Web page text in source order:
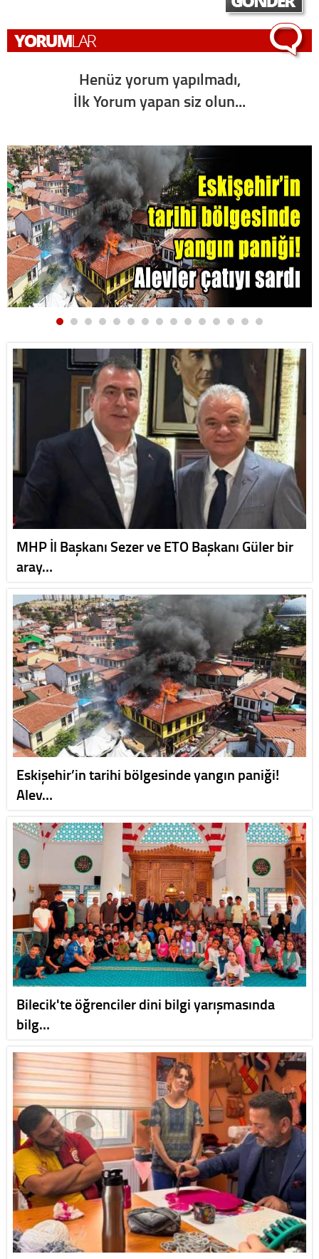
Henüz yorum yapılmadı,
İlk Yorum yapan siz olun...
MHP İl Başkanı Sezer ve ETO Başkanı Güler bir
aray…
Eskişehir’in tarihi bölgesinde yangın paniği!
Alev…
Bilecik'te öğrenciler dini bilgi yarışmasında
bilg…